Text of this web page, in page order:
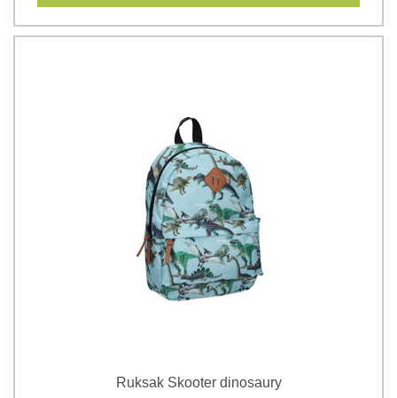
Ruksak Skooter dinosaury